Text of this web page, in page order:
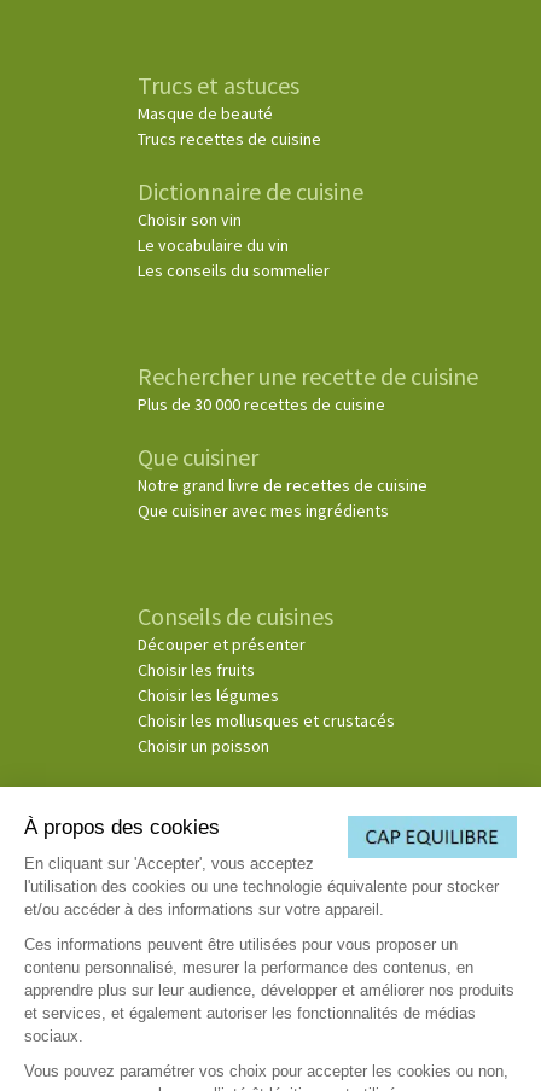
Trucs et astuces
Masque de beauté
Trucs recettes de cuisine
Dictionnaire de cuisine
Choisir son vin
Le vocabulaire du vin
Les conseils du sommelier
Rechercher une recette de cuisine
Plus de 30 000 recettes de cuisine
Que cuisiner
Notre grand livre de recettes de cuisine
Que cuisiner avec mes ingrédients
Conseils de cuisines
Découper et présenter
Choisir les fruits
Choisir les légumes
Choisir les mollusques et crustacés
Choisir un poisson
Ce consentement exprès s’applique à la société Cosmospace et les sociétés Telemaque, Pluton
Media et Cassiopée afin de recevoir leurs offres de voyance. Par téléphone, il est entendu toutes
émissions d’appel émanant de la société Cosmospace et des sociétés Telemaque, Pluton Media et
Cassiopée afin de recevoir, comme consenties, leurs offres de voyance dans le respect des
règlementations en vigueur. Par voie électronique, il est entendu toute communication par email,
sms et voie IP.
À propos des cookies
En cliquant sur 'Accepter', vous acceptez
l'utilisation des cookies ou une technologie équivalente pour stocker
et/ou accéder à des informations sur votre appareil.
Ces informations peuvent être utilisées pour vous proposer un
contenu personnalisé, mesurer la performance des contenus, en
apprendre plus sur leur audience, développer et améliorer nos produits
et services, et également autoriser les fonctionnalités de médias
sociaux.
Vous pouvez paramétrer vos choix pour accepter les cookies ou non,